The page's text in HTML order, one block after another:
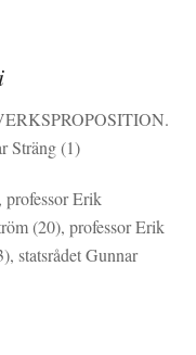
Sträng (1)
Erik
(20), professor Erik
statsrådet Gunnar